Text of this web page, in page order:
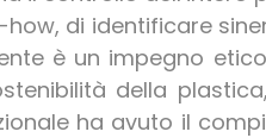
di identificare
è un impegno
della
ha avuto il